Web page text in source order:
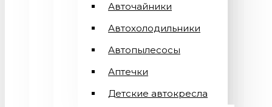
Авточайники
Автохолодильники
Автопылесосы
Аптечки
Детские автокресла